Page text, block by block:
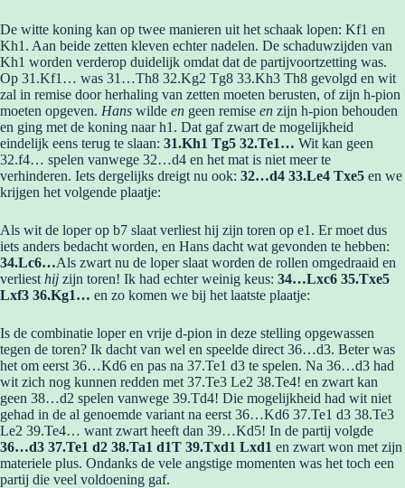
De witte koning kan op twee manieren uit het schaak lopen: Kf1 en
Kh1. Aan beide zetten kleven echter nadelen. De schaduwzijden van
Kh1 worden verderop duidelijk omdat dat de partijvoortzetting was.
Op 31.Kf1… was 31…Th8 32.Kg2 Tg8 33.Kh3 Th8 gevolgd en wit
zal in remise door herhaling van zetten moeten berusten, of zijn h-pion
moeten opgeven. Hans wilde en geen remise en zijn h-pion behouden
en ging met de koning naar h1. Dat gaf zwart de mogelijkheid
eindelijk eens terug te slaan: 31.Kh1 Tg5 32.Te1… Wit kan geen
32.f4… spelen vanwege 32…d4 en het mat is niet meer te
verhinderen. Iets dergelijks dreigt nu ook: 32…d4 33.Le4 Txe5 en we
krijgen het volgende plaatje:
Als wit de loper op b7 slaat verliest hij zijn toren op e1. Er moet dus
iets anders bedacht worden, en Hans dacht wat gevonden te hebben:
34.Lc6…Als zwart nu de loper slaat worden de rollen omgedraaid en
verliest hij zijn toren! Ik had echter weinig keus: 34…Lxc6 35.Txe5
Lxf3 36.Kg1… en zo komen we bij het laatste plaatje:
Is de combinatie loper en vrije d-pion in deze stelling opgewassen
tegen de toren? Ik dacht van wel en speelde direct 36…d3. Beter was
het om eerst 36…Kd6 en pas na 37.Te1 d3 te spelen. Na 36…d3 had
wit zich nog kunnen redden met 37.Te3 Le2 38.Te4! en zwart kan
geen 38…d2 spelen vanwege 39.Td4! Die mogelijkheid had wit niet
gehad in de al genoemde variant na eerst 36…Kd6 37.Te1 d3 38.Te3
Le2 39.Te4… want zwart heeft dan 39…Kd5! In de partij volgde
36…d3 37.Te1 d2 38.Ta1 d1T 39.Txd1 Lxd1 en zwart won met zijn
materiele plus. Ondanks de vele angstige momenten was het toch een
partij die veel voldoening gaf.